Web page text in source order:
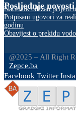
Posljednje novosti
Načelnik održao prijem
Potpisani ugovori za
godinu
Obavijest o prekidu
@2025 – All Right
Zepce.ba
Facebook Twitter